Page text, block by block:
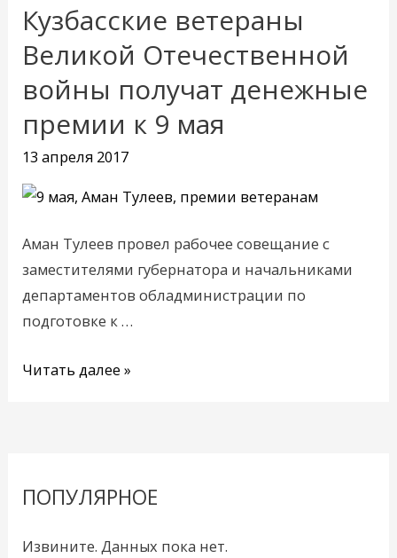
Кузбасские ветераны
Великой Отечественной
войны получат денежные
премии к 9 мая
13 апреля 2017
Аман Тулеев провел рабочее совещание с
заместителями губернатора и начальниками
департаментов обладминистрации по
подготовке к …
Кузбасские
ветераны
Великой
Отечественной
войны
получат
денежные
премии
9
мая
Читать далее »
ПОПУЛЯРНОЕ
Извините. Данных пока нет.